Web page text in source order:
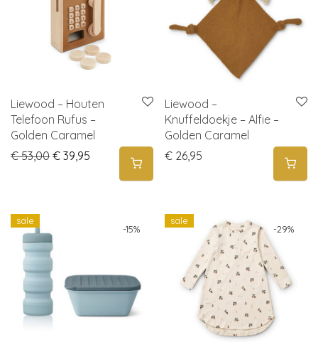
Liewood – Houten
Telefoon Rufus –
Golden Caramel
€53,00 Original price was: € 53,00.
€ 39,95 Current price is: € 39,95.
Liewood –
Knuffeldoekje – Alfie –
Golden Caramel
€ 26,95
-15%
sale
-29%
sale